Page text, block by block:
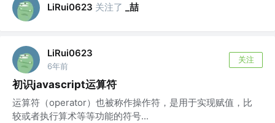
LiRui0623 关注了 _喆
LiRui0623
6年前
关注
初识javascript运算符
运算符（operator）也被称作操作符，是用于实现赋值，比
较或者执行算术等等功能的符号...